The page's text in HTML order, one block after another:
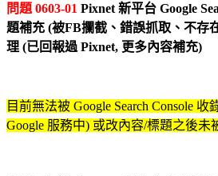
問題 0603-01 Pixnet 新平台 Google
題補充 (被FB攔截、錯誤抓取、不存
理 (已回報過 Pixnet, 更多內容補充)
目前無法被 Google Search Console
Google 服務中) 或改內容/標題之後未